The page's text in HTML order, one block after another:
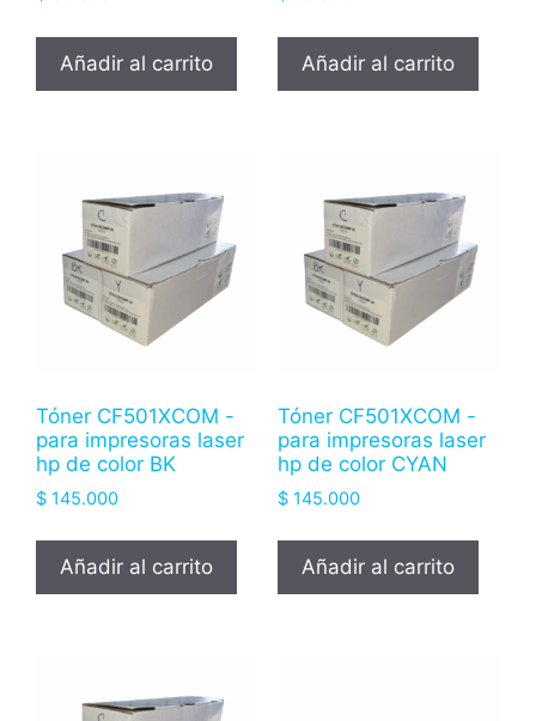
Añadir al carrito Añadir al carrito
Tóner CF501XCOM -
para impresoras laser
hp de color BK
$ 145.000
Añadir al carrito
Tóner CF501XCOM -
para impresoras laser
hp de color CYAN
$145.000
Añadir al carrito